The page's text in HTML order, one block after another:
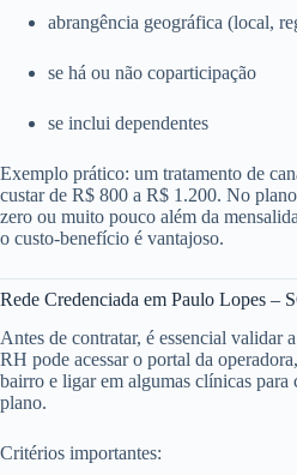
abrangência geográfica (local,
se há ou não coparticipação
se inclui dependentes
Exemplo prático: um tratamento de
custar de R$ 800 a R$ 1.200. No
zero ou muito pouco além da
o custo-benefício é vantajoso.
Rede Credenciada em Paulo Lopes –
Antes de contratar, é essencial validar
RH pode acessar o portal da
bairro e ligar em algumas clínicas para
plano.
Critérios importantes: